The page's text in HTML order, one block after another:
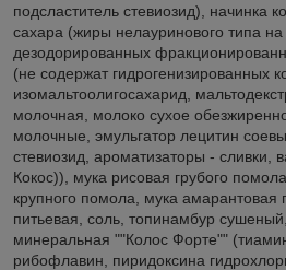
подсластитель стевиозид), начинка
сахара (жиры нелауринового типа
дезодорированных
(не содержат гидрогенизированных
изомальтоолигосахарид,
молочная, молоко сухое
молочные, эмульгатор лецитин
стевиозид, ароматизаторы - сливки,
Кокос)), мука рисовая грубого
крупного помола, мука амарантовая
питьевая, соль, топинамбур
минеральная ""Колос Форте""
рибофлавин, пиридоксина